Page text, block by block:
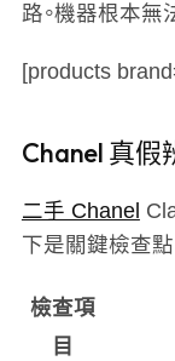
路。機器根本無
[products
Chanel 真假
二手 Chanel
下是關鍵檢查點
檢查項
目